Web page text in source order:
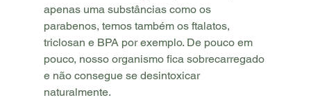
apenas uma substâncias como os
parabenos, temos também os ftalatos,
triclosan e BPA por exemplo. De pouco em
pouco, nosso organismo fica sobrecarregado
e não consegue se desintoxicar
naturalmente.